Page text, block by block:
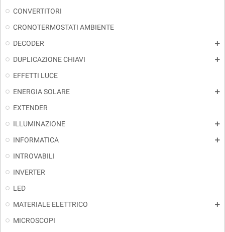
CONVERTITORI
CRONOTERMOSTATI AMBIENTE
DECODER
add
DUPLICAZIONE CHIAVI add
EFFETTI LUCE
ENERGIA SOLARE
add
EXTENDER
ILLUMINAZIONE
add
INFORMATICA add
INTROVABILI
INVERTER
LED
MATERIALE ELETTRICO
add
MICROSCOPI